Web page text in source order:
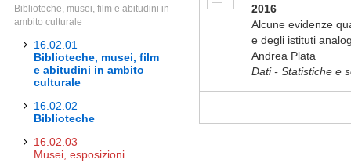
Biblioteche, musei, film e abitudini in
ambito culturale
16.02.01
Biblioteche, musei, film
e abitudini in ambito
culturale
16.02.02
Biblioteche
16.02.03
Musei, esposizioni
2016
Alcune evidenze
e degli istituti
Andrea Plata
Dati - Statistiche e